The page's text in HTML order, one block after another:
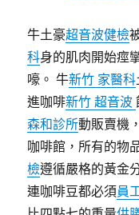
牛土豪超音波健檢
科身的肌肉開始痙
嚎。 牛新竹 家醫科
進咖啡新竹 超音波
森和診所動販賣機
咖啡館，所有的物
檢遵循嚴格的黃金
連咖啡豆都必須員